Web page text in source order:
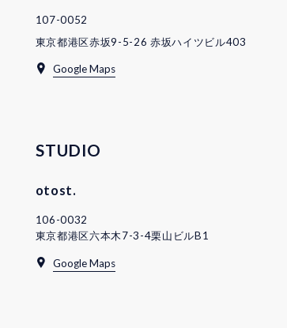
107-0052
東京都港区赤坂9-5-26 赤坂ハイツビル403
Google Maps
STUDIO
otost.
106-0032
東京都港区六本木7-3-4栗山ビルB1
Google Maps